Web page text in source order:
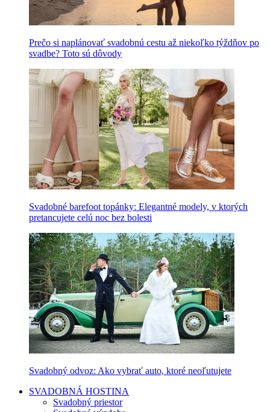
Prečo si naplánovať svadobnú cestu až niekoľko týždňov po
svadbe? Toto sú dôvody
Svadobné barefoot topánky: Elegantné modely, v ktorých
pretancujete celú noc bez bolesti
Svadobný odvoz: Ako vybrať auto, ktoré neoľutujete
SVADOBNÁ HOSTINA
Svadobný priestor